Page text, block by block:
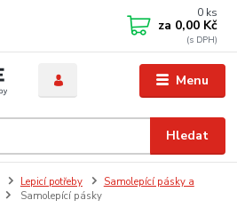
Menu
Hledat
0 ks
za 0,00 Kč
Lepicí potřeby
Samolepící pásky a
Samolepící pásky